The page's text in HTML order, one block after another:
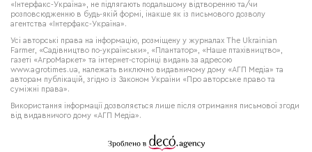
«Інтерфакс-Україна», не підлягають подальшому відтворенню та/чи
розповсюдженню в будь-якій формі, інакше як із письмового дозволу
агентства «Інтерфакс-Україна».
Усі авторські права на інформацію, розміщену у журналах The Ukrainian
Farmer, «Садівництво по-українськи», «Плантатор», «Наше птахівництво»,
газеті «АгроМаркет» та інтернет-сторінці видань за адресою
www.agrotimes.ua, належать виключно видавничому дому «АГП Медіа» та
авторам публікацій, згідно із Законом України «Про авторське право та
суміжні права».
Використання інформації дозволяється лише після отримання письмової згоди
від видавничого дому «АГП Медіа».